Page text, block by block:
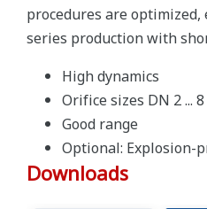
procedures are
series production with
High dynamics
Orifice sizes DN 2 ...
Good range
Optional: Explosion-
Downloads